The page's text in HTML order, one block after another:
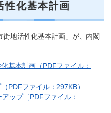
性化基本計画
地活性化基本計画」が、内閣
基本計画（PDFファイル：
PDFファイル：297KB）
ップ（PDFファイル：